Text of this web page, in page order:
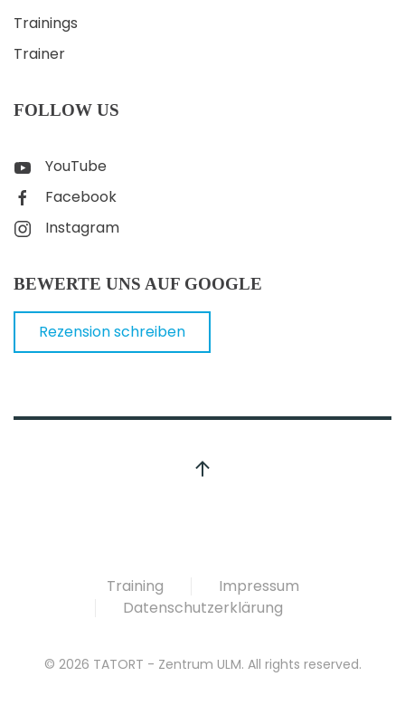
Trainings
Trainer
FOLLOW US
YouTube
Facebook
Instagram
BEWERTE UNS AUF GOOGLE
Rezension schreiben
Training
Impressum
Datenschutzerklärung
© 2026 TATORT - Zentrum ULM. All rights reserved.